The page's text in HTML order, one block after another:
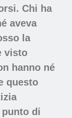
Chi ha
aveva
la
visto
hanno né
questo
di